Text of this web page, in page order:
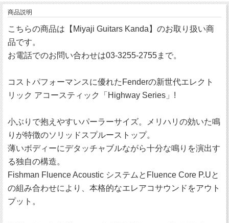
商品説明
こちらの商品は【Miyaji Guitars Kanda】のお取り扱い商
品です。
お電話でのお問い合わせは03-3255-2755まで。
コストパフォーマンスに優れたFenderの新世代エレクト
リック アコースティック「Highway Series」!
小ぶりで抱えやすいパーラーサイズ。メリハリの効いた鳴
りが特徴のソリッドスプルーストップ。
薄いボディーにデタッチャブルながら十分な鳴りを演出す
る独自の構造。
Fishman Fluence Acoustic システムとFluence Core P.Uと
の組み合わせにより、本格的なエレアコサウンドをアウト
プット。